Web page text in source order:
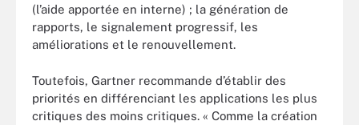
(l’aide apportée en interne) ; la génération de
rapports, le signalement progressif, les
améliorations et le renouvellement.
Toutefois, Gartner recommande d’établir des
priorités en différenciant les applications les plus
critiques des moins critiques. « Comme la création